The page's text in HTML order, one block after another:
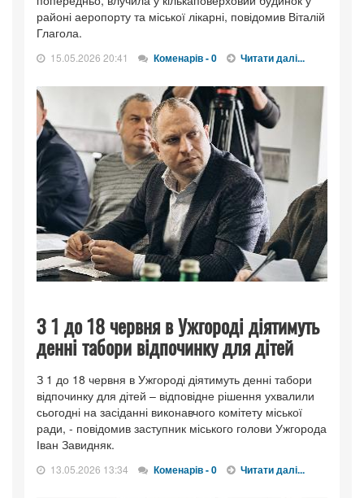
районі аеропорту та міської лікарні, повідомив Віталій
Глагола.
15.05.2026 20:41 Коменарів - 0 Читати далі...
З 1 до 18 червня в Ужгороді діятимуть
денні табори відпочинку для дітей
З 1 до 18 червня в Ужгороді діятимуть денні табори
відпочинку для дітей – відповідне рішення ухвалили
сьогодні на засіданні виконавчого комітету міської
ради, - повідомив заступник міського голови Ужгорода
Іван Завидняк.
13.05.2026 13:34 Коменарів - 0 Читати далі...